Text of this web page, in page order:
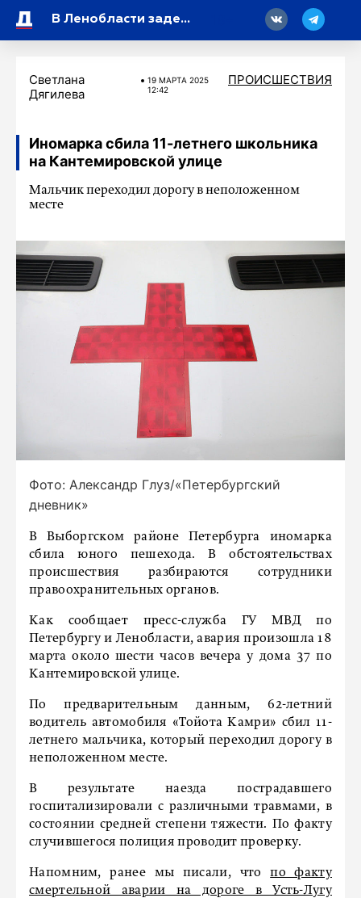
В Ленобласти задержали теневых банкиров, обогатившихся на 48 миллионов рублей
Светлана
Дягилева
19 МАРТA 2025
12:42
ПРОИСШЕСТВИЯ
Иномарка сбила 11-летнего школьника
на Кантемировской улице
Мальчик переходил дорогу в неположенном
месте
Фото: Александр Глуз/«Петербургский
дневник»
В Выборгском районе Петербурга иномарка
сбила юного пешехода. В обстоятельствах
происшествия разбираются сотрудники
правоохранительных органов.
Как сообщает пресс-служба ГУ МВД по
Петербургу и Ленобласти, авария произошла 18
марта около шести часов вечера у дома 37 по
Кантемировской улице.
По предварительным данным, 62-летний
водитель автомобиля «Тойота Камри» сбил 11-
летнего мальчика, который переходил дорогу в
неположенном месте.
В результате наезда пострадавшего
госпитализировали с различными травмами, в
состоянии средней степени тяжести. По факту
случившегося полиция проводит проверку.
Напомним, ранее мы писали, чтопо факту
смертельной аварии на дороге в Усть-Лугу